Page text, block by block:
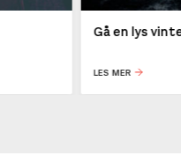
Gå en lys
LES MER